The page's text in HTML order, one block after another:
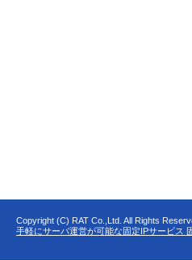
Copyright (C) RAT Co.,Ltd. All Rights
手軽にサーバ運営が可能な固定IPサービス